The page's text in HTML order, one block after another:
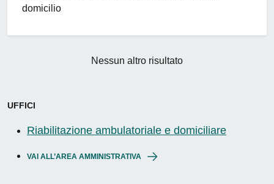
domicilio
Nessun altro risultato
UFFICI
Riabilitazione ambulatoriale e domiciliare
VAI ALL’AREA AMMINISTRATIVA